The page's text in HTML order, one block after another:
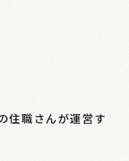
住職さんが運営す